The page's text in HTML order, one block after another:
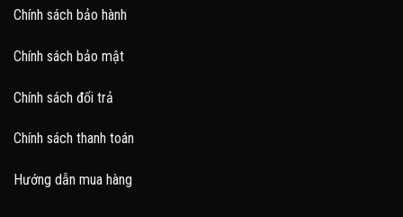
Chính sách bảo hành
Chính sách bảo mật
Chính sách đổi trả
Chính sách thanh toán
Hướng dẫn mua hàng